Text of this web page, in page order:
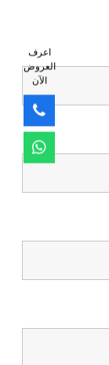
اعرف
العروض
الآن